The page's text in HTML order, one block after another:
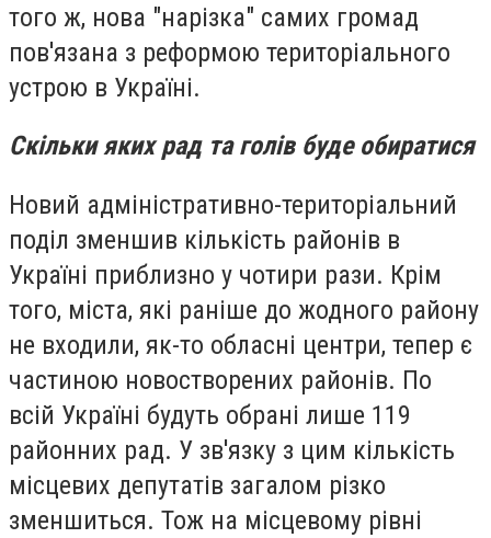
того ж, нова "нарізка" самих громад
пов'язана з реформою територіального
устрою в Україні.
Скільки яких рад та голів буде обиратися
Новий адміністративно-територіальний
поділ зменшив кількість районів в
Україні приблизно у чотири рази. Крім
того, міста, які раніше до жодного району
не входили, як-то обласні центри, тепер є
частиною новостворених районів. По
всій Україні будуть обрані лише 119
районних рад. У зв'язку з цим кількість
місцевих депутатів загалом різко
зменшиться. Тож на місцевому рівні